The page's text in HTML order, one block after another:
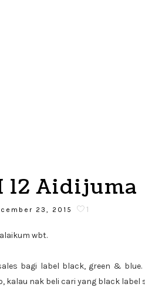
12 Aidijuma
23, 2015 1
wbt.
bagi label black, green & blue.
kalau nak beli cari yang black label